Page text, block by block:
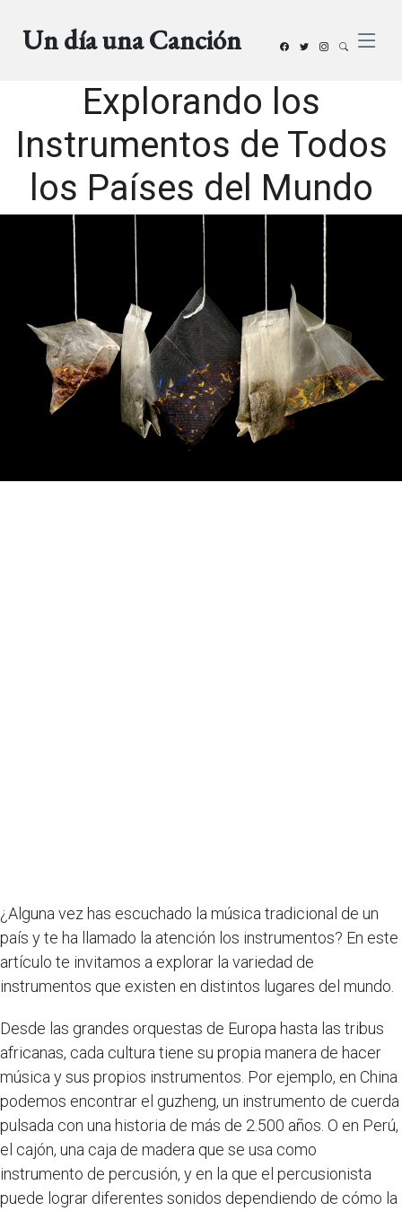
Un día una Canción
Explorando los
Instrumentos de Todos
los Países del Mundo
¿Alguna vez has escuchado la música tradicional de un
país y te ha llamado la atención los instrumentos? En este
artículo te invitamos a explorar la variedad de
instrumentos que existen en distintos lugares del mundo.
Desde las grandes orquestas de Europa hasta las tribus
africanas, cada cultura tiene su propia manera de hacer
música y sus propios instrumentos. Por ejemplo, en China
podemos encontrar el guzheng, un instrumento de cuerda
pulsada con una historia de más de 2.500 años. O en Perú,
el cajón, una caja de madera que se usa como
instrumento de percusión, y en la que el percusionista
puede lograr diferentes sonidos dependiendo de cómo la